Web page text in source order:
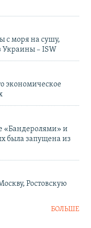
с моря на сушу,
Украины – ISW
экономическое
«Бандеролями» и
была запущена из
Ростовскую
БОЛЬШЕ